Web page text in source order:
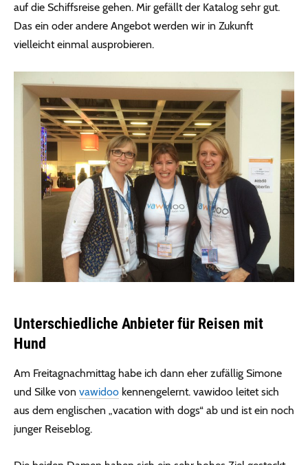
auf die Schiffsreise gehen. Mir gefällt der Katalog sehr gut.
Das ein oder andere Angebot werden wir in Zukunft
vielleicht einmal ausprobieren.
Unterschiedliche Anbieter für Reisen mit
Hund
Am Freitagnachmittag habe ich dann eher zufällig Simone
und Silke von vawidoo kennengelernt. vawidoo leitet sich
aus dem englischen „vacation with dogs“ ab und ist ein noch
junger Reiseblog.